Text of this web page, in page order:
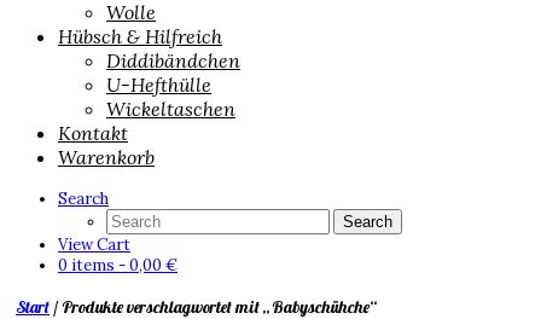
Wolle
Hübsch & Hilfreich
Diddibändchen
U-Hefthülle
Wickeltaschen
Kontakt
Warenkorb
Search
View Cart
0 items -0,00 €
Start / Produkte verschlagwortet mit „Babyschühche“